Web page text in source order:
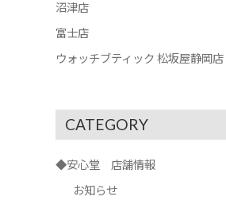
沼津店
富士店
ウォッチブティック 松坂屋静岡店
CATEGORY
◆安心堂 店舗情報
お知らせ